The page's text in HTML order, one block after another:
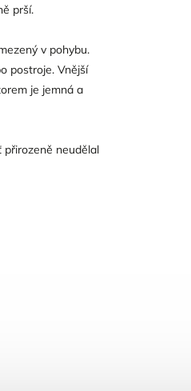
prší.
v pohybu.
postroje. Vnější
je jemná a
neudělal